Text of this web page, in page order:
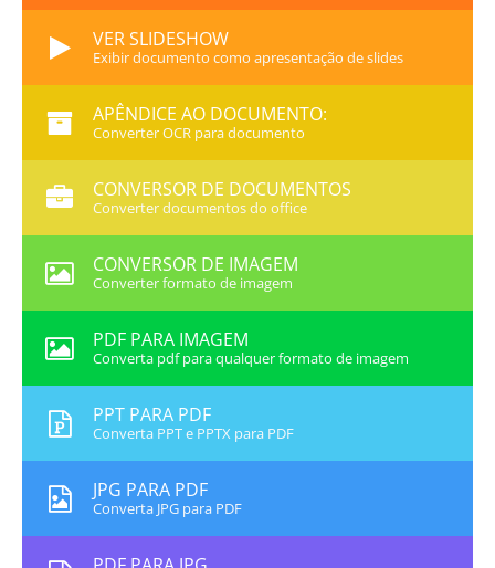
VER SLIDESHOW
Exibir documento como apresentação de slides
APÊNDICE AO DOCUMENTO:
Converter OCR para documento
CONVERSOR DE DOCUMENTOS
Converter documentos do office
CONVERSOR DE IMAGEM
Converter formato de imagem
PDF PARA IMAGEM
Converta pdf para qualquer formato de imagem
PPT PARA PDF
Converta PPT e PPTX para PDF
JPG PARA PDF
Converta JPG para PDF